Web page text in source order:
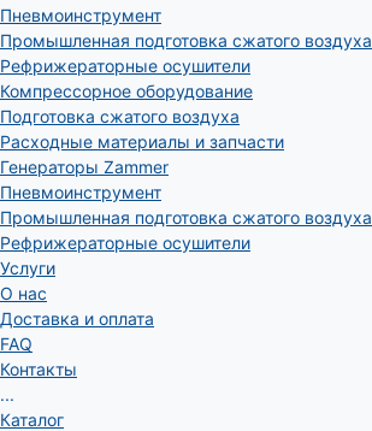
Пневмоинструмент
Промышленная подготовка сжатого воздуха
Рефрижераторные осушители
Компрессорное оборудование
Подготовка сжатого воздуха
Расходные материалы и запчасти
Генераторы Zammer
Пневмоинструмент
Промышленная подготовка сжатого воздуха
Рефрижераторные осушители
Услуги
О нас
Доставка и оплата
FAQ
Контакты
...
Каталог